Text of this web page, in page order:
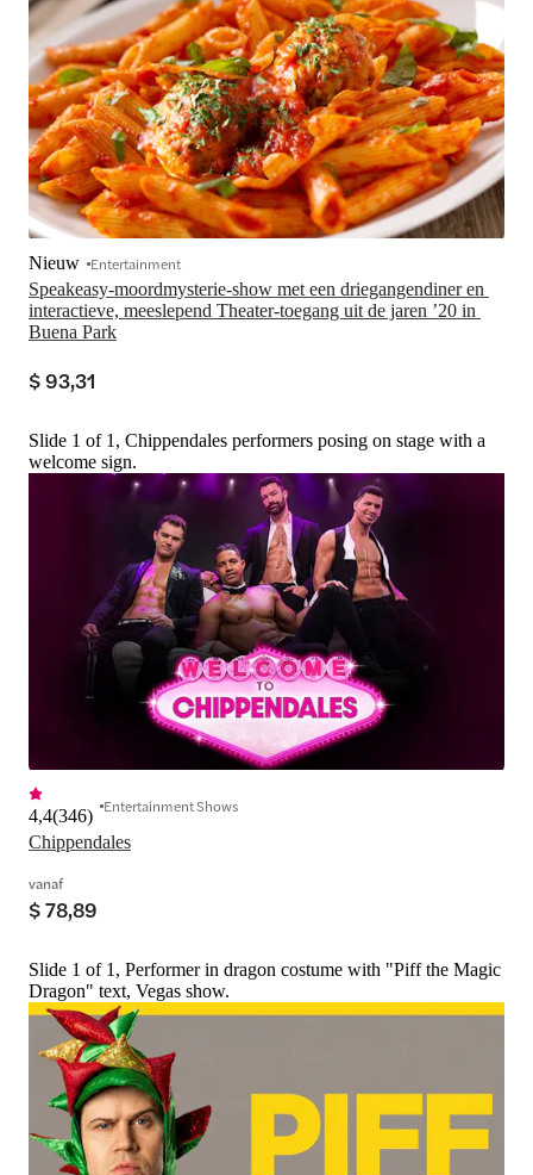
Speakeasy-moordmysterie-show met een driegangendiner en
interactieve, meeslepend Theater-toegang uit de jaren ’20 in
Buena Park
Nieuw Entertainment
$ 93,31
Slide 1 of 1, Chippendales performers posing on stage with a
welcome sign.
Chippendales
4,4(346) Entertainment Shows
vanaf
$ 78,89
Slide 1 of 1, Performer in dragon costume with "Piff the Magic
Dragon" text, Vegas show.